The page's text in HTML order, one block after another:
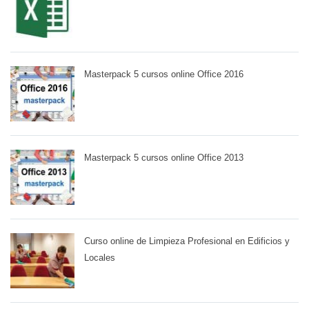
Masterpack 5 cursos online Office 2016
Masterpack 5 cursos online Office 2013
Curso online de Limpieza Profesional en Edificios y
Locales